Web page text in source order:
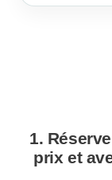
1.
prix et